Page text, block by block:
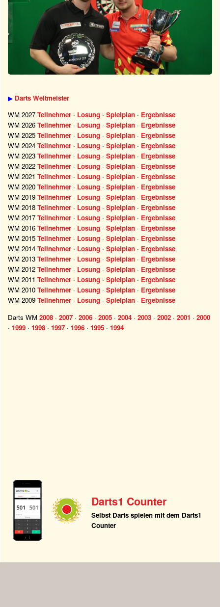
▶ Darts Weltmeister
WM 2027 Teilnehmer · Losung · Spielplan · Ergebnisse
WM 2026 Teilnehmer · Losung · Spielplan · Ergebnisse
WM 2025 Teilnehmer · Losung · Spielplan · Ergebnisse
WM 2024 Teilnehmer · Losung · Spielplan · Ergebnisse
WM 2023 Teilnehmer · Losung · Spielplan · Ergebnisse
WM 2022 Teilnehmer · Losung · Spielplan · Ergebnisse
WM 2021 Teilnehmer · Losung · Spielplan · Ergebnisse
WM 2020 Teilnehmer · Losung · Spielplan · Ergebnisse
WM 2019 Teilnehmer · Losung · Spielplan · Ergebnisse
WM 2018 Teilnehmer · Losung · Spielplan · Ergebnisse
WM 2017 Teilnehmer · Losung · Spielplan · Ergebnisse
WM 2016 Teilnehmer · Losung · Spielplan · Ergebnisse
WM 2015 Teilnehmer · Losung · Spielplan · Ergebnisse
WM 2014 Teilnehmer · Losung · Spielplan · Ergebnisse
WM 2013 Teilnehmer · Losung · Spielplan · Ergebnisse
WM 2012 Teilnehmer · Losung · Spielplan · Ergebnisse
WM 2011 Teilnehmer · Losung · Spielplan · Ergebnisse
WM 2010 Teilnehmer · Losung · Spielplan · Ergebnisse
WM 2009 Teilnehmer · Losung · Spielplan · Ergebnisse
Darts WM 2008 · 2007 · 2006 · 2005 · 2004 · 2003 · 2002 · 2001 · 2000
· 1999 · 1998 · 1997 · 1996 · 1995 · 1994
Darts1 Counter
Selbst Darts spielen mit dem Darts1
Counter